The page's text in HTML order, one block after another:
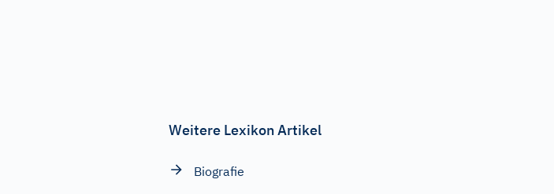
Weitere Lexikon Artikel
Biografie